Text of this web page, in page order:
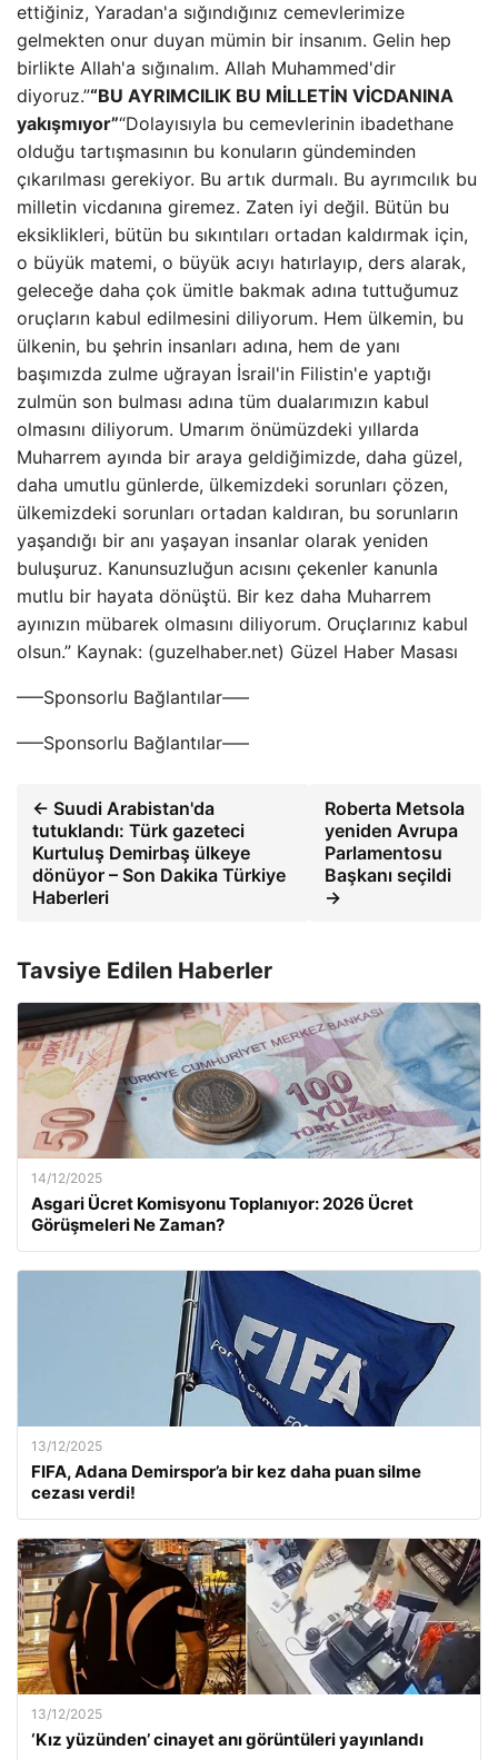
ettiğiniz, Yaradan'a sığındığınız cemevlerimize
gelmekten onur duyan mümin bir insanım. Gelin hep
birlikte Allah'a sığınalım. Allah Muhammed'dir
diyoruz.”“BU AYRIMCILIK BU MİLLETİN VİCDANINA
yakışmıyor”“Dolayısıyla bu cemevlerinin ibadethane
olduğu tartışmasının bu konuların gündeminden
çıkarılması gerekiyor. Bu artık durmalı. Bu ayrımcılık bu
milletin vicdanına giremez. Zaten iyi değil. Bütün bu
eksiklikleri, bütün bu sıkıntıları ortadan kaldırmak için,
o büyük matemi, o büyük acıyı hatırlayıp, ders alarak,
geleceğe daha çok ümitle bakmak adına tuttuğumuz
oruçların kabul edilmesini diliyorum. Hem ülkemin, bu
ülkenin, bu şehrin insanları adına, hem de yanı
başımızda zulme uğrayan İsrail'in Filistin'e yaptığı
zulmün son bulması adına tüm dualarımızın kabul
olmasını diliyorum. Umarım önümüzdeki yıllarda
Muharrem ayında bir araya geldiğimizde, daha güzel,
daha umutlu günlerde, ülkemizdeki sorunları çözen,
ülkemizdeki sorunları ortadan kaldıran, bu sorunların
yaşandığı bir anı yaşayan insanlar olarak yeniden
buluşuruz. Kanunsuzluğun acısını çekenler kanunla
mutlu bir hayata dönüştü. Bir kez daha Muharrem
ayınızın mübarek olmasını diliyorum. Oruçlarınız kabul
olsun.” Kaynak: (guzelhaber.net) Güzel Haber Masası
—–Sponsorlu Bağlantılar—–
—–Sponsorlu Bağlantılar—–
← Suudi Arabistan'da
tutuklandı: Türk gazeteci
Kurtuluş Demirbaş ülkeye
dönüyor – Son Dakika Türkiye
Haberleri
Roberta Metsola
yeniden Avrupa
Parlamentosu
Başkanı seçildi
→
Tavsiye Edilen Haberler
14/12/2025
Asgari Ücret Komisyonu Toplanıyor: 2026 Ücret
Görüşmeleri Ne Zaman?
13/12/2025
FIFA, Adana Demirspor’a bir kez daha puan silme
cezası verdi!
13/12/2025
‘Kız yüzünden’ cinayet anı görüntüleri yayınlandı